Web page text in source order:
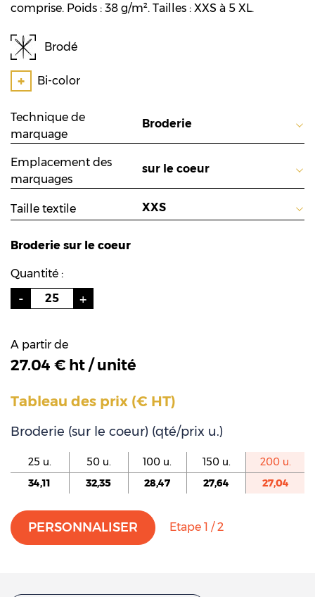
comprise. Poids : 38 g/m². Tailles : XXS à 5 XL.
Brodé
Bi-color
Technique de
marquage
Emplacement des
marquages
Taille textile
Broderie sur le coeur
Quantité :
A partir de
27.04 € ht / unité
Tableau des prix (€ HT)
Broderie (sur le coeur) (qté/prix u.)
25 u. 50 u. 100 u. 150 u.
200 u.
34,11
32,35 28,47 27,64 27,04
PERSONNALISER Etape 1 / 2